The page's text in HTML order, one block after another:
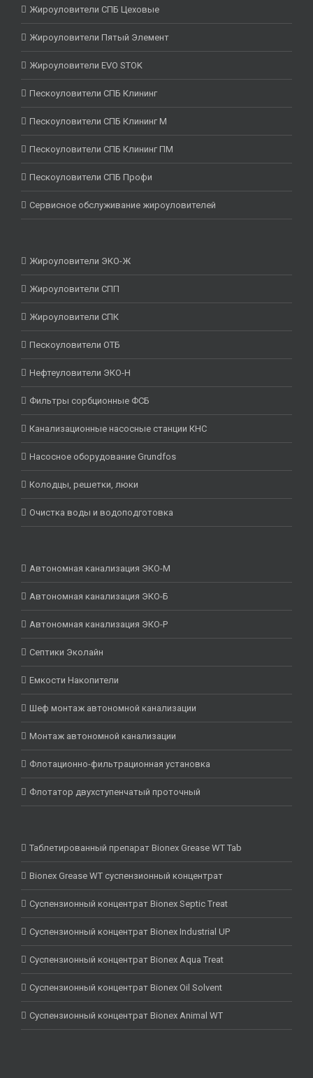
Жироуловители СПБ Цеховые
Жироуловители Пятый Элемент
Жироуловители EVO STOK
Пескоуловители СПБ Клининг
Пескоуловители СПБ Клининг М
Пескоуловители СПБ Клининг ПМ
Пескоуловители СПБ Профи
Сервисное обслуживание жироуловителей
Жироуловители ЭКО-Ж
Жироуловители СПП
Жироуловители СПК
Пескоуловители ОТБ
Нефтеуловители ЭКО-Н
Фильтры сорбционные ФСБ
Канализационные насосные станции КНС
Насосное оборудование Grundfos
Колодцы, решетки, люки
Очистка воды и водоподготовка
Автономная канализация ЭКО-М
Автономная канализация ЭКО-Б
Автономная канализация ЭКО-Р
Септики Эколайн
Емкости Накопители
Шеф монтаж автономной канализации
Монтаж автономной канализации
Флотационно-фильтрационная установка
Флотатор двухступенчатый проточный
Таблетированный препарат Bionex Grease WT Tab
Bionex Grease WT суспензионный концентрат
Суспензионный концентрат Bionex Septic Treat
Суспензионный концентрат Bionex Industrial UP
Суспензионный концентрат Bionex Aqua Treat
Суспензионный концентрат Bionex Oil Solvent
Суспензионный концентрат Bionex Animal WT